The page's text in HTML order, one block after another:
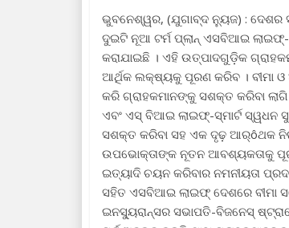
ଭୁବନେଶ୍ୱର, (ଯୁଗାବ୍ଦ ନ୍ୟୁଜ) : ଦେଶର
ଦୁଇଟି ନୂଆ ଟର୍ମ ପ୍ଲାନ୍ ଏସବିଆଇ
କରାଯାଇଛି । ଏହି ଉତ୍ପାଦଗୁଡ଼ିକ
ଆର୍ଥିକ ଲକ୍ଷ୍ୟକୁ ପୂରଣ କରିବ । ବୀମା
କରି ଗ୍ରାହକମାନଙ୍କୁ ସଶକ୍ତ କରିବା
ଏବଂ ଏସ୍ ବିଆଇ ଲାଇଫ୍‌-ସ୍ମାର୍ଟ
ସଶକ୍ତ କରିବା ସହ ଏକ ଦୃଢ଼ ଆର୍ôଥକ
ଉପଭୋକ୍ତାଙ୍କ ନୂତନ ଆବଶ୍ୟକତାକୁ
ଇତ୍ୟାଦି ଚୟନ କରିବାର ନମନୀୟତା
ସହିତ ଏସବିଆଇ ଲାଇଫ୍ ଦେଶରେ ବୀମା
ଇନସ୍ୟୁରାନ୍ସର ସଭାପତି-ବିଜନେସ୍